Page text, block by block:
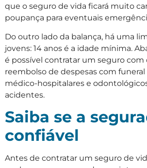
que o seguro de vida ficará muito
poupança para eventuais
Do outro lado da balança, há uma
jovens: 14 anos é a idade mínima.
é possível contratar um seguro com
reembolso de despesas com
médico-hospitalares e
acidentes.
Saiba se a
confiável
Antes de contratar um seguro de